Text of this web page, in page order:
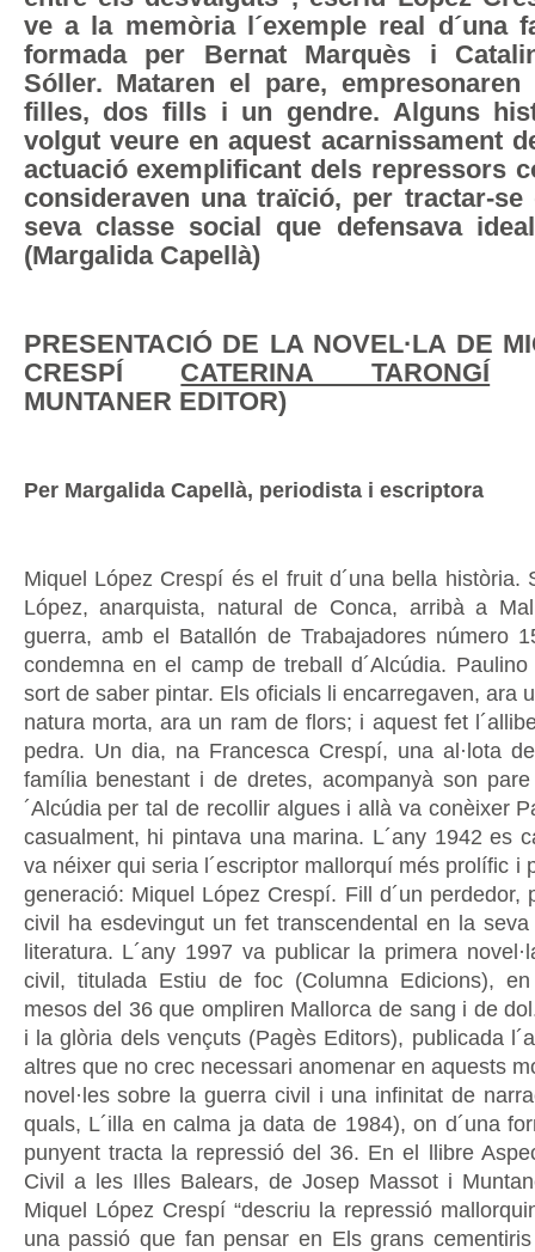
ve a la memòria l´exemple real d´una
formada per Bernat Marquès i
Sóller. Mataren el pare,
filles, dos fills i un gendre. Alguns
volgut veure en aquest acarnissament
actuació exemplificant dels repressors
consideraven una traïció, per tractar-
seva classe social que defensava
(Margalida Capellà)
PRESENTACIÓ DE LA NOVEL·LA DE
CRESPÍ CATERINA TARONGÍ
MUNTANER EDITOR)
Per Margalida Capellà, periodista i escriptora
Miquel López Crespí és el fruit d´una bella història.
López, anarquista, natural de Conca, arribà a
guerra, amb el Batallón de Trabajadores número
condemna en el camp de treball d´Alcúdia.
sort de saber pintar. Els oficials li encarregaven, ara
natura morta, ara un ram de flors; i aquest fet
pedra. Un dia, na Francesca Crespí, una al·lota
família benestant i de dretes, acompanyà son
´Alcúdia per tal de recollir algues i allà va conèixer
casualment, hi pintava una marina. L´any 1942 es
va néixer qui seria l´escriptor mallorquí més prolífic i
generació: Miquel López Crespí. Fill d´un perdedor,
civil ha esdevingut un fet transcendental en la
literatura. L´any 1997 va publicar la primera
civil, titulada Estiu de foc (Columna Edicions), en
mesos del 36 que ompliren Mallorca de sang i de
i la glòria dels vençuts (Pagès Editors), publicada
altres que no crec necessari anomenar en aquests
novel·les sobre la guerra civil i una infinitat de
quals, L´illa en calma ja data de 1984), on d´una
punyent tracta la repressió del 36. En el llibre
Civil a les Illes Balears, de Josep Massot i
Miquel López Crespí “descriu la repressió
una passió que fan pensar en Els grans